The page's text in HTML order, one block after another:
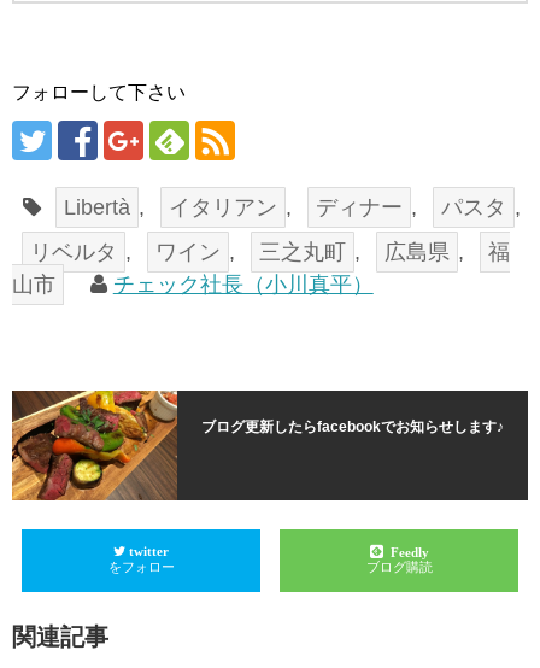
フォローして下さい
Libertà , イタリアン , ディナー , パスタ ,
リベルタ , ワイン , 三之丸町 , 広島県 ,
福
山市
チェック社長（小川真平）
ブログ更新したらfacebookでお知らせします♪
twitter
をフォロー
Feedly
ブログ購読
関連記事